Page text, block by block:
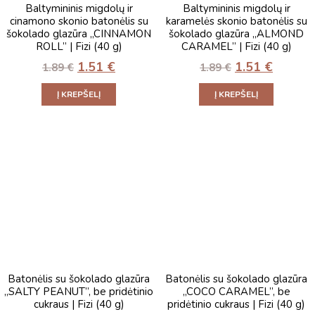
Baltymininis migdolų ir
cinamono skonio batonėlis su
šokolado glazūra „CINNAMON
ROLL” | Fizi (40 g)
1.89€ 1.51 €
Į KREPŠELĮ
Baltymininis migdolų ir
karamelės skonio batonėlis su
šokolado glazūra „ALMOND
CARAMEL” | Fizi (40 g)
1.89€ 1.51 €
Į KREPŠELĮ
Batonėlis su šokolado glazūra
„SALTY PEANUT”, be pridėtinio
cukraus | Fizi (40 g)
Batonėlis su šokolado glazūra
„COCO CARAMEL”, be
pridėtinio cukraus | Fizi (40 g)